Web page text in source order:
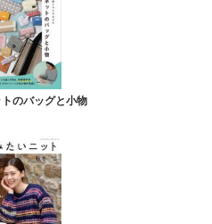
のバッグと小物